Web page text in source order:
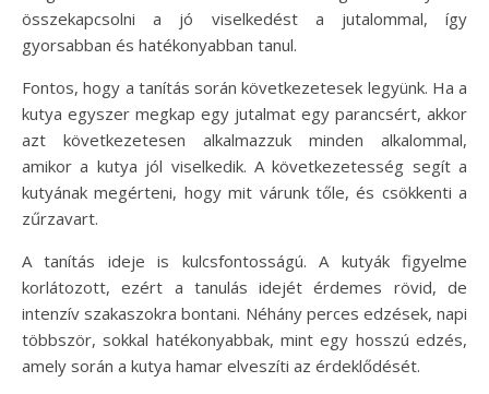
összekapcsolni a jó viselkedést a jutalommal, így
gyorsabban és hatékonyabban tanul.
Fontos, hogy a tanítás során következetesek legyünk. Ha a
kutya egyszer megkap egy jutalmat egy parancsért, akkor
azt következetesen alkalmazzuk minden alkalommal,
amikor a kutya jól viselkedik. A következetesség segít a
kutyának megérteni, hogy mit várunk tőle, és csökkenti a
zűrzavart.
A tanítás ideje is kulcsfontosságú. A kutyák figyelme
korlátozott, ezért a tanulás idejét érdemes rövid, de
intenzív szakaszokra bontani. Néhány perces edzések, napi
többször, sokkal hatékonyabbak, mint egy hosszú edzés,
amely során a kutya hamar elveszíti az érdeklődését.